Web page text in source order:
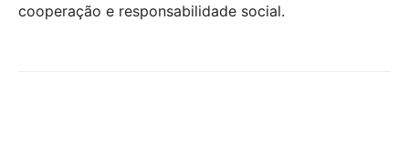
cooperação e responsabilidade social.